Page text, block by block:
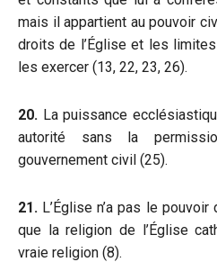
mais il appartient au pouvoir
droits de l’Église et les
les exercer (13, 22, 23, 26).
20. La puissance
autorité sans la
gouvernement civil (25).
21. L’Église n’a pas le
que la religion de l’Église
vraie religion (8).